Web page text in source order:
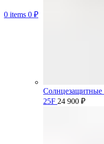
0 items 0 ₽
Солнцезащитные
25F 24 900 ₽